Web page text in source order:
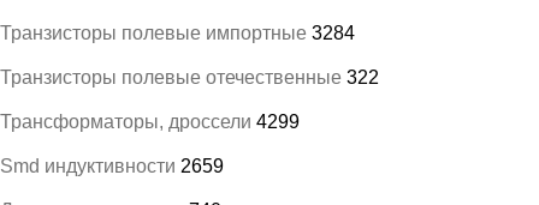
Транзисторы полевые импортные 3284
Транзисторы полевые отечественные 322
Трансформаторы, дроссели 4299
Smd индуктивности 2659